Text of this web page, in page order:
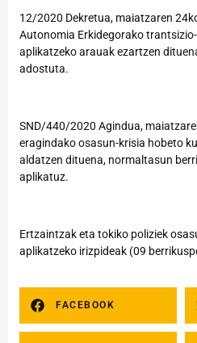
12/2020 Dekretua, maiatzaren
Autonomia Erkidegorako
aplikatzeko arauak ezartzen
adostuta.
SND/440/2020 Agindua,
eragindako osasun-krisia hobeto
aldatzen dituena, normaltasun
aplikatuz.
Ertzaintzak eta tokiko poliziek
aplikatzeko irizpideak (09
FACEBOOK